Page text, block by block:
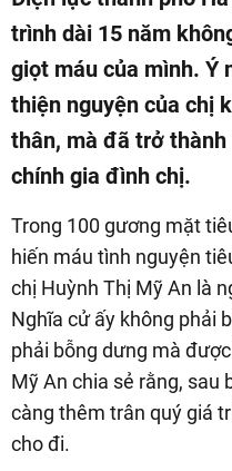
trình dài 15 năm
giọt máu của mình. Ý
thiện nguyện của chị
thân, mà đã trở thành
chính gia đình chị.
Trong 100 gương mặt
hiến máu tình nguyện
chị Huỳnh Thị Mỹ An là
Nghĩa cử ấy không phải
phải bỗng dưng mà
Mỹ An chia sẻ rằng, sau
càng thêm trân quý giá
cho đi.